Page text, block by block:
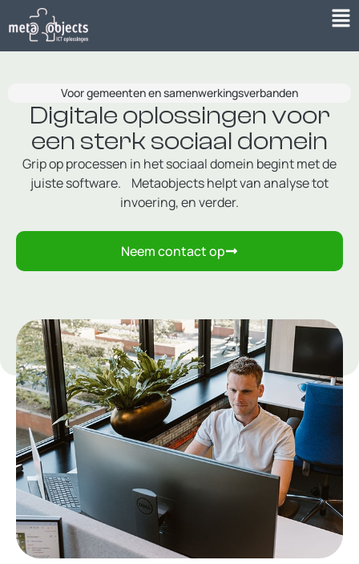
Voor gemeenten en samenwerkingsverbanden
Digitale oplossingen voor
een sterk sociaal domein
Grip op processen in het sociaal domein begint met de
juiste software. Metaobjects helpt van analyse tot
invoering, en verder.
Neem contact op